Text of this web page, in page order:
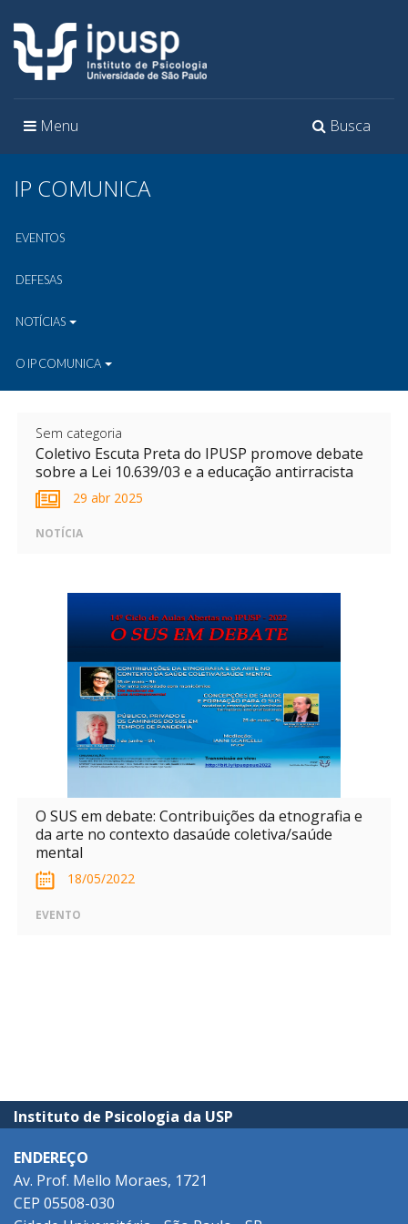
Toggle
Busca
Toggle
Menu
IP COMUNICA
EVENTOS
DEFESAS
NOTÍCIAS
O IP COMUNICA
Sem categoria
Coletivo Escuta Preta do IPUSP promove debate
sobre a Lei 10.639/03 e a educação antirracista
29 abr 2025
NOTÍCIA
O SUS em debate: Contribuições da etnografia e
da arte no contexto dasaúde coletiva/saúde
mental
18/05/2022
EVENTO
Instituto de Psicologia da USP
ENDEREÇO
Av. Prof. Mello Moraes, 1721
CEP 05508-030